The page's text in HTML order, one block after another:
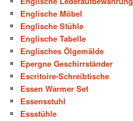
Englische Möbel
Englische Stühle
Englische Tabelle
Englisches Ölgemälde
Epergne Geschirrständer
Escritoire-Schreibtische
Essen Warmer Set
Essensstuhl
Essstühle